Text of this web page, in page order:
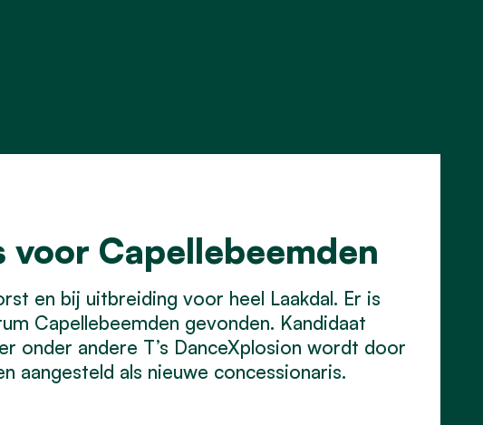
Capellebeemden
en bij uitbreiding voor heel Laakdal. Er is
Capellebeemden gevonden. Kandidaat
onder andere T’s DanceXplosion wordt door
aangesteld als nieuwe concessionaris.